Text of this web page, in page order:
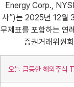
Energy Corp.,
사”)는 2025년 12월
무제표를 포함하는
증권거래위원
오늘 급등한 해외주식